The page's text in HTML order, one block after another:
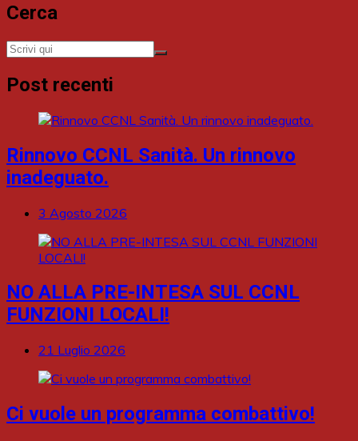
Cerca
Post recenti
Rinnovo CCNL Sanità. Un rinnovo
inadeguato.
3 Agosto 2026
NO ALLA PRE-INTESA SUL CCNL
FUNZIONI LOCALI!
21 Luglio 2026
Ci vuole un programma combattivo!